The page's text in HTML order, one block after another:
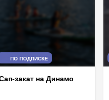
ПО ПОДПИСКЕ
закат на Динамо